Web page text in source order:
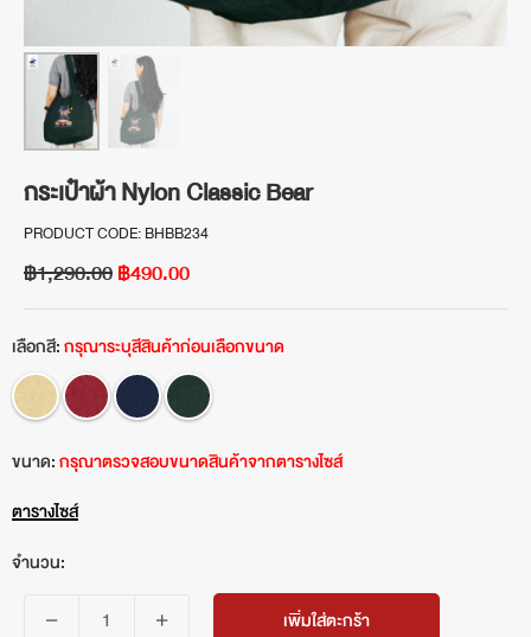
กระเป๋าผ้า Nylon Classic Bear
PRODUCT CODE: BHBB234
฿1,290.00฿490.00
เลือกสี:กรุณาระบุสีสินค้าก่อนเลือกขนาด
ขนาด:กรุณาตรวจสอบขนาดสินค้าจากตารางไซส์
ตารางไซส์
จำนวน:
เพิ่มใส่ตะกร้า